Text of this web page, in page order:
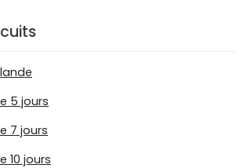
5 jours
7 jours
10 jours